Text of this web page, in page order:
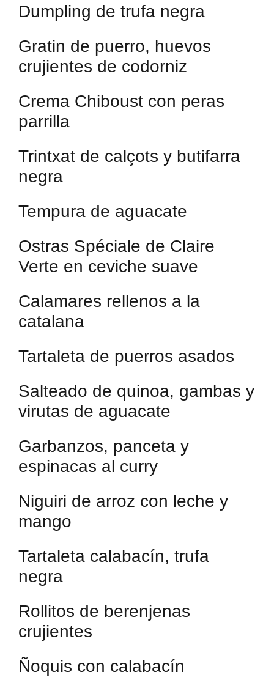
Dumpling de trufa negra
Gratin de puerro, huevos
crujientes de codorniz
Crema Chiboust con peras
parrilla
Trintxat de calçots y butifarra
negra
Tempura de aguacate
Ostras Spéciale de Claire
Verte en ceviche suave
Calamares rellenos a la
catalana
Tartaleta de puerros asados
Salteado de quinoa, gambas y
virutas de aguacate
Garbanzos, panceta y
espinacas al curry
Niguiri de arroz con leche y
mango
Tartaleta calabacín, trufa
negra
Rollitos de berenjenas
crujientes
Ñoquis con calabacín